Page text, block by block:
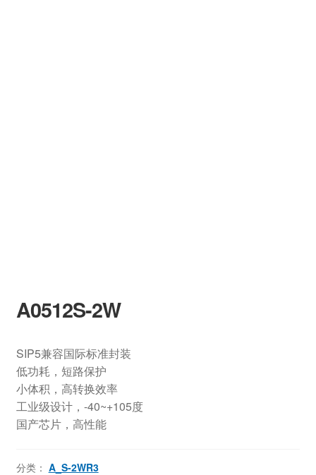
A0512S-2W
SIP5兼容国际标准封装
低功耗，短路保护
小体积，高转换效率
工业级设计，-40~+105度
国产芯片，高性能
分类： A_S-2WR3